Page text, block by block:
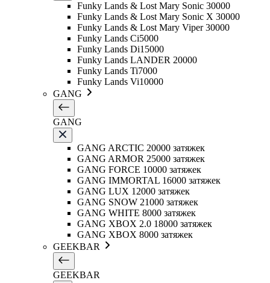
Funky Lands & Lost Mary Sonic 30000
Funky Lands & Lost Mary Sonic X 30000
Funky Lands & Lost Mary Viper 30000
Funky Lands Ci5000
Funky Lands Di15000
Funky Lands LANDER 20000
Funky Lands Ti7000
Funky Lands Vi10000
GANG
GANG
GANG ARCTIC 20000 затяжек
GANG ARMOR 25000 затяжек
GANG FORCE 10000 затяжек
GANG IMMORTAL 16000 затяжек
GANG LUX 12000 затяжек
GANG SNOW 21000 затяжек
GANG WHITE 8000 затяжек
GANG XBOX 2.0 18000 затяжек
GANG XBOX 8000 затяжек
GEEKBAR
GEEKBAR